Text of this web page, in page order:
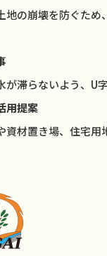
地の崩壊を防ぐた
が滞らないよう、U
用提案
資材置き場、住宅用